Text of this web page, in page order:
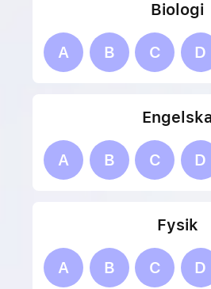
Biologi
A B C D
Engelska
A B C D
Fysik
A B C D